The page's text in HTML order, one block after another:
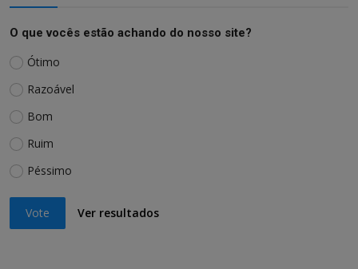
O que vocês estão achando do nosso site?
Ótimo
Razoável
Bom
Ruim
Péssimo
Vote Ver resultados